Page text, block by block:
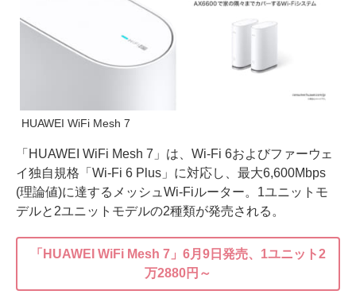
HUAWEI WiFi Mesh 7
「HUAWEI WiFi Mesh 7」は、Wi-Fi 6およびファーウェ
イ独自規格「Wi-Fi 6 Plus」に対応し、最大6,600Mbps
(理論値)に達するメッシュWi-Fiルーター。1ユニットモ
デルと2ユニットモデルの2種類が発売される。
「HUAWEI WiFi Mesh 7」6月9日発売、1ユニット2
万2880円～